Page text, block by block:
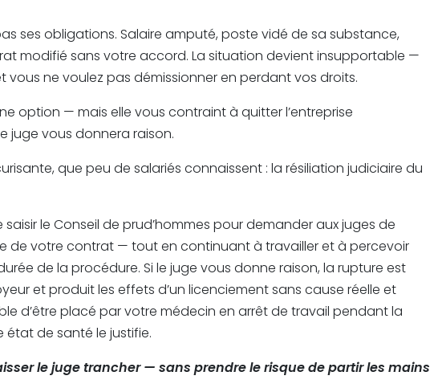
ses obligations. Salaire amputé, poste vidé de sa substance,
modifié sans votre accord. La situation devient insupportable —
vous ne voulez pas démissionner en perdant vos droits.
option — mais elle vous contraint à quitter l’entreprise
juge vous donnera raison.
que peu de salariés connaissent : la résiliation judiciaire du
le Conseil de prud’hommes pour demander aux juges de
de votre contrat — tout en continuant à travailler et à percevoir
de la procédure. Si le juge vous donne raison, la rupture est
et produit les effets d’un licenciement sans cause réelle et
d’être placé par votre médecin en arrêt de travail pendant la
état de santé le justifie.
le juge trancher — sans prendre le risque de partir les mains